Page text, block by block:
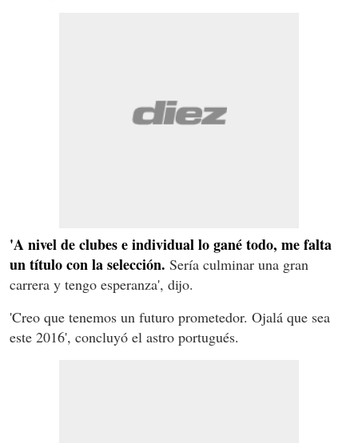
'A nivel de clubes e individual lo gané todo, me falta
un título con la selección. Sería culminar una gran
carrera y tengo esperanza', dijo.
'Creo que tenemos un futuro prometedor. Ojalá que sea
este 2016', concluyó el astro portugués.